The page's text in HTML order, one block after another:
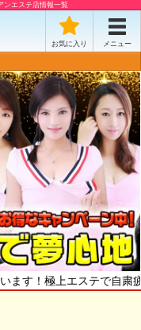
ンエステ店情報一覧
お気に入り メニュー
極上エステで自粛疲れを